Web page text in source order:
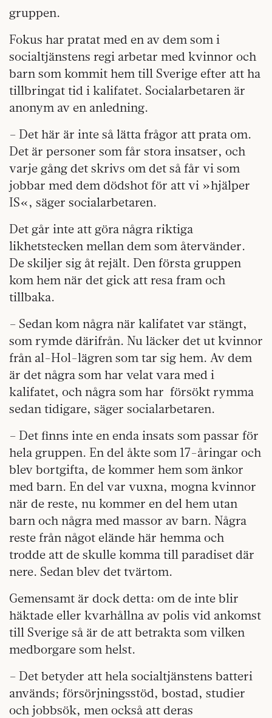
gruppen.
Fokus har pratat med en av dem som i
socialtjänstens regi arbetar med kvinnor och
barn som kommit hem till Sverige efter att ha
tillbringat tid i kalifatet. Socialarbetaren är
anonym av en anledning.
– Det här är inte så lätta frågor att prata om.
Det är personer som får stora insatser, och
varje gång det skrivs om det så får vi som
jobbar med dem dödshot för att vi »hjälper
IS«, säger socialarbetaren.
Det går inte att göra några riktiga
likhetstecken mellan dem som återvänder.
De skiljer sig åt rejält. Den första gruppen
kom hem när det gick att resa fram och
tillbaka.
– Sedan kom några när kalifatet var stängt,
som rymde därifrån. Nu läcker det ut kvinnor
från al-Hol-lägren som tar sig hem. Av dem
är det några som har velat vara med i
kalifatet, och några som har försökt rymma
sedan tidigare, säger social­arbetaren.
– Det finns inte en enda insats som passar för
hela gruppen. En del åkte som 17-åringar och
blev bortgifta, de kommer hem som änkor
med barn. En del var vuxna, mogna kvinnor
när de reste, nu kommer en del hem utan
barn och några med massor av barn. Några
reste från något elände här hemma och
trodde att de skulle komma till paradiset där
nere. Sedan blev det tvärtom.
Gemensamt är dock detta: om de inte blir
häktade eller kvarhållna av polis vid ankomst
till Sverige så är de att betrakta som vilken
medborgare som helst.
– Det betyder att hela socialtjänstens batteri
används; försörjningsstöd, bostad, studier
och jobbsök, men också att deras